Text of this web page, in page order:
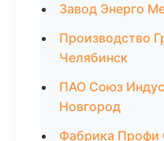
Завод Энерго
Производство
Челябинск
ПАО Союз
Новгород
Фабрика Профи